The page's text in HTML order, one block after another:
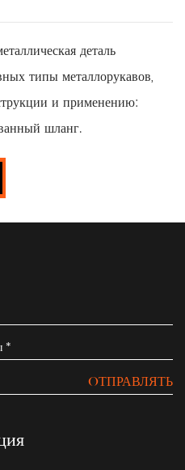
деталь
типы металлорукавов,
и применению:
шланг.
OТПРАВЛЯТЬ